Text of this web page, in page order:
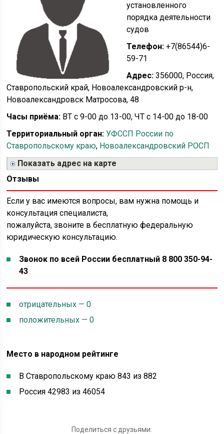
установленного
порядка деятельности
судов
Телефон: +7(86544)6-
59-71
Адрес: 356000, Россия,
Ставропольский край, Новоалександровский р-н,
Новоалександровск Матросова, 48
Часы приёма: ВТ с 9-00 до 13-00, ЧТ с 14-00 до 18-00
Территориальный орган: УФССП России по
Ставропольскому краю, Новоалександровский РОСП
Показать адрес на карте
Отзывы
Если у вас имеются вопросы, вам нужна помощь и
консультация специалиста,
пожалуйста, звоните в бесплатную федеральную
юридическую консультацию.
Звонок по всей России бесплатный 8 800 350-94-
43
отрицательных — 0
положительных — 0
Место в народном рейтинге
В Ставропольскому краю 843 из 882
Россия 42983 из 46054
Поделиться с друзьями: